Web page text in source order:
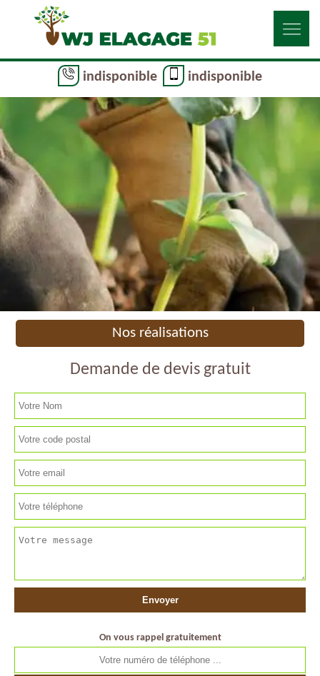
indisponible indisponible
Nos réalisations
Demande de devis gratuit
On vous rappel gratuitement